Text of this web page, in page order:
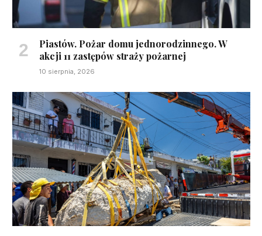
Piastów. Pożar domu jednorodzinnego. W
akcji 11 zastępów straży pożarnej
10 sierpnia, 2026